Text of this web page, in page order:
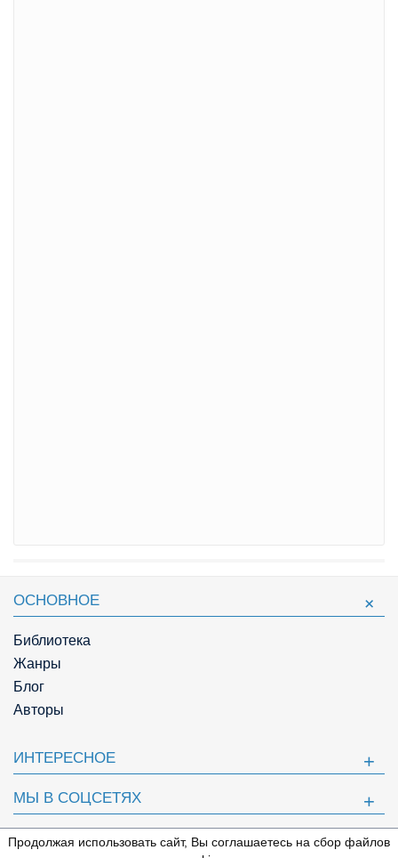
ОСНОВНОЕ
Библиотека
Жанры
Блог
Авторы
ИНТЕРЕСНОЕ
МЫ В СОЦСЕТЯХ
ПОЛЕЗНОЕ
Продолжая использовать сайт, Вы соглашаетесь на сбор файлов